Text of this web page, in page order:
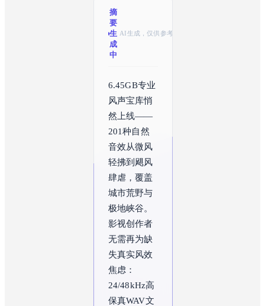
摘
要
已
生
成
AI生成，仅供参考
6.45GB专业
风声宝库悄
然上线——
201种自然
音效从微风
轻拂到飓风
肆虐，覆盖
城市荒野与
极地峡谷。
影视创作者
无需再为缺
失真实风效
焦虑：
24/48kHz高
保真WAV文